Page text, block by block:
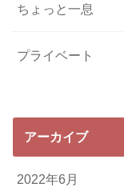
ちょっと一息
プライベート
アーカイブ
2022年6月